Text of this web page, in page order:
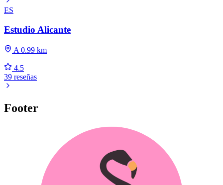
ES
Estudio Alicante
A 0.99 km
4.5
39 reseñas
Footer